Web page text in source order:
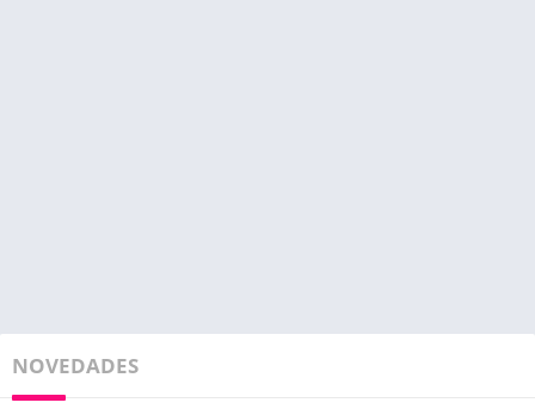
NOVEDADES